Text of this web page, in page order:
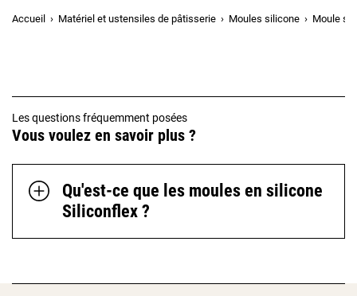
Accueil Matériel et ustensiles de pâtisserie Moules silicone Moule
Les questions fréquemment posées
Vous voulez en savoir plus ?
Qu'est-ce que les moules en silicone
Siliconflex ?